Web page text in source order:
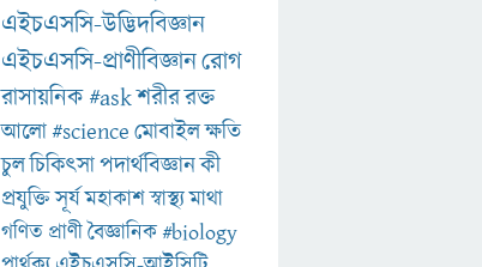
এইচএসসি-উদ্ভিদবিজ্ঞান
এইচএসসি-প্রাণীবিজ্ঞানরোগ
রাসায়নিক#askশরীররক্ত
আলো#scienceমোবাইলক্ষতি
চুলচিকিৎসাপদার্থবিজ্ঞানকী
প্রযুক্তিসূর্যমহাকাশস্বাস্থ্যমাথা
গণিত প্রাণীবৈজ্ঞানিক#biology